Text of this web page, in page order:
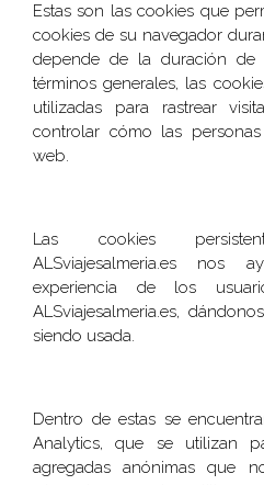
Estas son las cookies que
cookies de su navegador
depende de la duración de
términos generales, las
utilizadas para rastrear
controlar cómo las
web.
Las cookies
ALSviajesalmeria.es nos
experiencia de los
ALSviajesalmeria.es,
siendo usada.
Dentro de estas se
Analytics, que se utilizan
agregadas anónimas que